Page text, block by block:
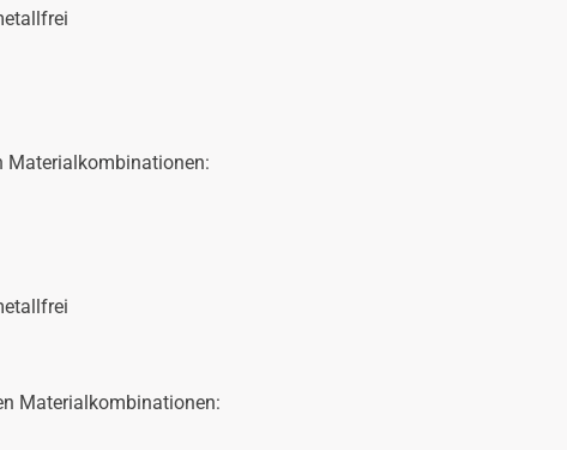
Materialkombinationen:
Materialkombinationen: